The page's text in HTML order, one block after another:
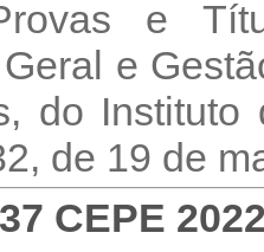
e
e
do
de 19 de
CEPE